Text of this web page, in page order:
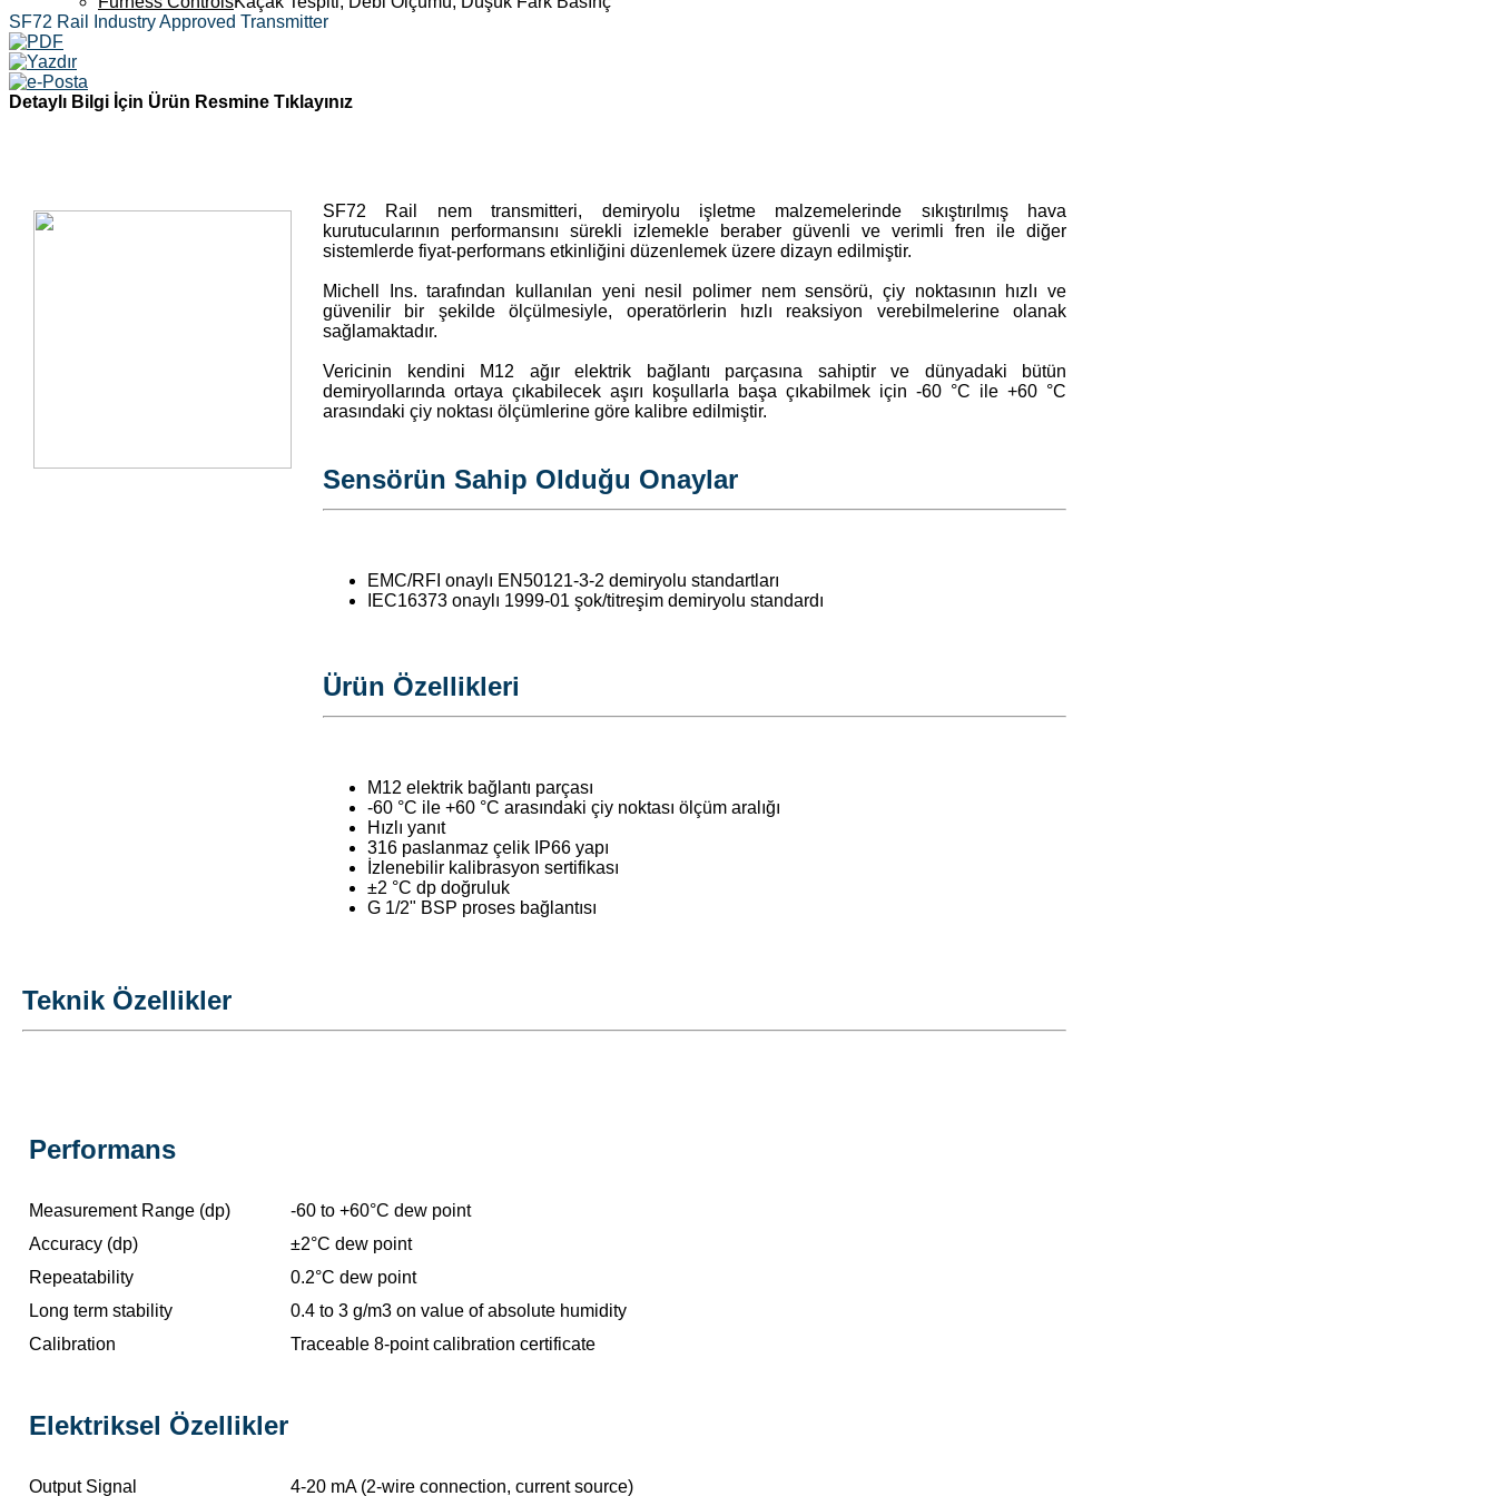
SF72 Rail Industry Approved Transmitter
Detaylı Bilgi İçin Ürün Resmine Tıklayınız
SF72 Rail nem transmitteri, demiryolu işletme malzemelerinde sıkıştırılmış hava
kurutucularının performansını sürekli izlemekle beraber güvenli ve verimli fren ile diğer
sistemlerde fiyat-performans etkinliğini düzenlemek üzere dizayn edilmiştir.
Michell Ins. tarafından kullanılan yeni nesil polimer nem sensörü, çiy noktasının hızlı ve
güvenilir bir şekilde ölçülmesiyle, operatörlerin hızlı reaksiyon verebilmelerine olanak
sağlamaktadır.
Vericinin kendini M12 ağır elektrik bağlantı parçasına sahiptir ve dünyadaki bütün
demiryollarında ortaya çıkabilecek aşırı koşullarla başa çıkabilmek için -60 °C ile +60 °C
arasındaki çiy noktası ölçümlerine göre kalibre edilmiştir.
Sensörün Sahip Olduğu Onaylar
EMC/RFI onaylı EN50121-3-2 demiryolu standartları
IEC16373 onaylı 1999-01 şok/titreşim demiryolu standardı
Ürün Özellikleri
M12 elektrik bağlantı parçası
-60 °C ile +60 °C arasındaki çiy noktası ölçüm aralığı
Hızlı yanıt
316 paslanmaz çelik IP66 yapı
İzlenebilir kalibrasyon sertifikası
±2 °C dp doğruluk
G 1/2" BSP proses bağlantısı
Teknik Özellikler
Performans
Measurement Range (dp)
-60 to +60°C dew point
Accuracy (dp)
±2°C dew point
Repeatability
0.2°C dew point
Long term stability
0.4 to 3 g/m3 on value of absolute humidity
Calibration
Traceable 8-point calibration certificate
Elektriksel Özellikler
Output Signal
4-20 mA (2-wire connection, current source)